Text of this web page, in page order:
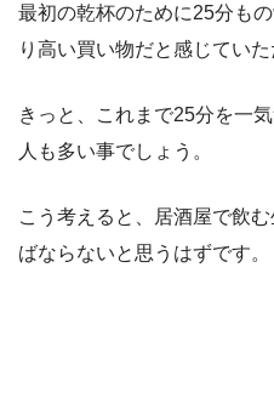
最初の乾杯のために25分も
り高い買い物だと感じていた
きっと、これまで25分を一
人も多い事でしょう。
こう考えると、居酒屋で飲
ばならないと思うはずです。